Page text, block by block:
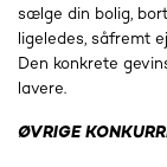
sælge din bolig,
ligeledes, såfremt
Den konkrete
lavere.
ØVRIGE